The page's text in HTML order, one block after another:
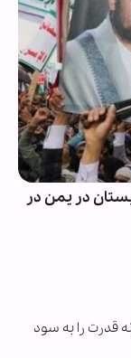
در یمن در
قدرت را به سود